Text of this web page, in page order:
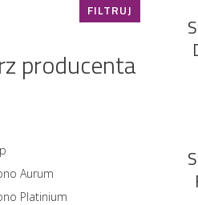
FILTRUJ
producenta
Aurum
Platinium